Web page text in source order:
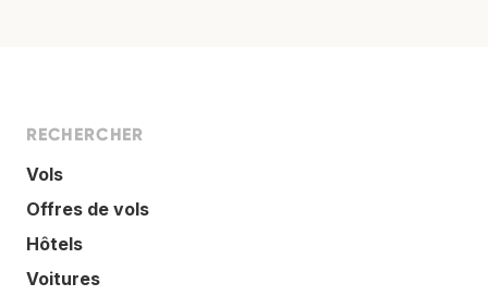
RECHERCHER
Vols
Offres de vols
Hôtels
Voitures